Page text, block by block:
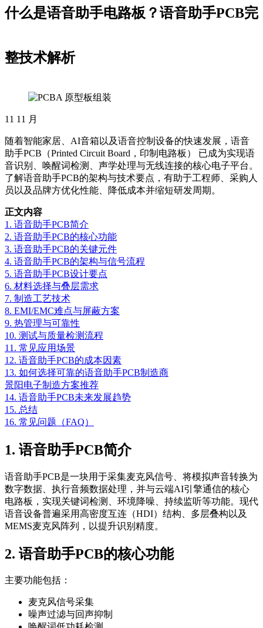
什么是语音助手电路板？语音助手PCB完
整技术解析
11 11 月
随着智能家居、AI音箱以及语音控制设备的快速发展，语音
助手PCB（Printed Circuit Board，印制电路板） 已成为实现语
音识别、唤醒词检测、声学处理与无线连接的核心电子平台。
了解语音助手PCB的架构与技术要点，有助于工程师、采购人
员以及品牌方优化性能、降低成本并缩短研发周期。
正文内容
1. 语音助手PCB简介
2. 语音助手PCB的核心功能
3. 语音助手PCB的关键元件
4. 语音助手PCB的架构与信号流程
5. 语音助手PCB设计要点
6. 材料选择与叠层需求
7. 制造工艺技术
8. EMI/EMC难点与屏蔽方案
9. 热管理与可靠性
10. 测试与质量检测流程
11. 常见应用场景
12. 语音助手PCB的成本因素
13. 如何选择可靠的语音助手PCB制造商
景阳电子制造方案推荐
14. 语音助手PCB未来发展趋势
15. 总结
16. 常见问题（FAQ）
1. 语音助手PCB简介
语音助手PCB是一块用于采集麦克风信号、将模拟声音转换为
数字数据、执行音频数据处理，并与云端AI引擎通信的核心
电路板，实现关键词检测、环境降噪、持续监听等功能。现代
语音设备普遍采用高密度互连（HDI）结构、多层叠构以及
MEMS麦克风阵列，以提升识别精度。
2. 语音助手PCB的核心功能
主要功能包括：
麦克风信号采集
噪声过滤与回声抑制